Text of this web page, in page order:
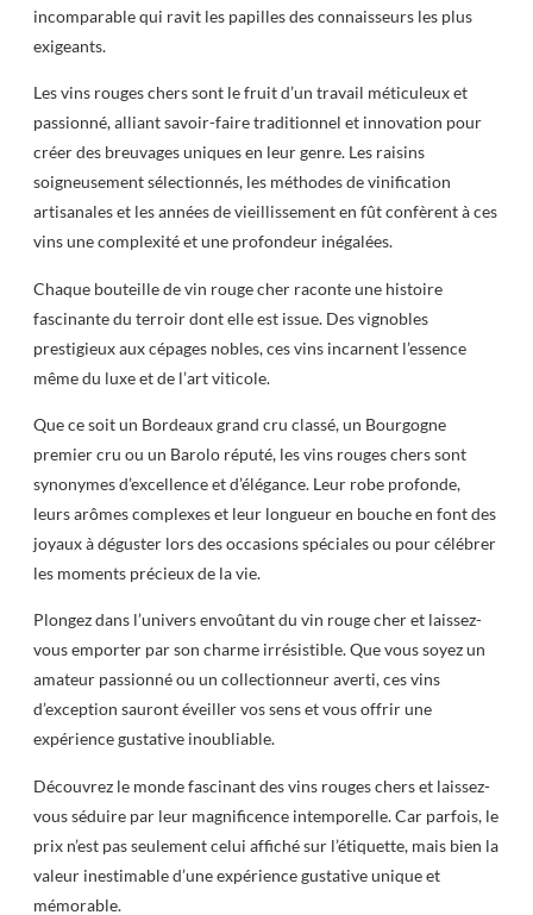
incomparable qui ravit les papilles des connaisseurs les plus
exigeants.
Les vins rouges chers sont le fruit d’un travail méticuleux et
passionné, alliant savoir-faire traditionnel et innovation pour
créer des breuvages uniques en leur genre. Les raisins
soigneusement sélectionnés, les méthodes de vinification
artisanales et les années de vieillissement en fût confèrent à ces
vins une complexité et une profondeur inégalées.
Chaque bouteille de vin rouge cher raconte une histoire
fascinante du terroir dont elle est issue. Des vignobles
prestigieux aux cépages nobles, ces vins incarnent l’essence
même du luxe et de l’art viticole.
Que ce soit un Bordeaux grand cru classé, un Bourgogne
premier cru ou un Barolo réputé, les vins rouges chers sont
synonymes d’excellence et d’élégance. Leur robe profonde,
leurs arômes complexes et leur longueur en bouche en font des
joyaux à déguster lors des occasions spéciales ou pour célébrer
les moments précieux de la vie.
Plongez dans l’univers envoûtant du vin rouge cher et laissez-
vous emporter par son charme irrésistible. Que vous soyez un
amateur passionné ou un collectionneur averti, ces vins
d’exception sauront éveiller vos sens et vous offrir une
expérience gustative inoubliable.
Découvrez le monde fascinant des vins rouges chers et laissez-
vous séduire par leur magnificence intemporelle. Car parfois, le
prix n’est pas seulement celui affiché sur l’étiquette, mais bien la
valeur inestimable d’une expérience gustative unique et
mémorable.